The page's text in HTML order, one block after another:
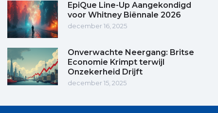
EpiQue Line-Up Aangekondigd
voor Whitney Biënnale 2026
december 16, 2025
Onverwachte Neergang: Britse
Economie Krimpt terwijl
Onzekerheid Drijft
december 15, 2025